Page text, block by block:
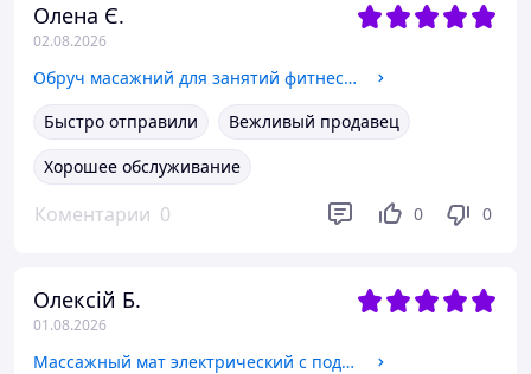
Олена Є.
02.08.2026
Обруч масажний для занятий фитнесом Hoop диаметр 95 см,цвет зеленый
Быстро отправили
Вежливый продавец
Хорошее обслуживание
Коментарии 0 0 0
Олексій Б.
01.08.2026
Массажный мат электрический с подогревом воздушной подушкой и роликами, электрический массажный коврик для всего тела